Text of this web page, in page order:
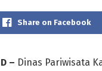
Share on Facebook
– Dinas Pariwisata